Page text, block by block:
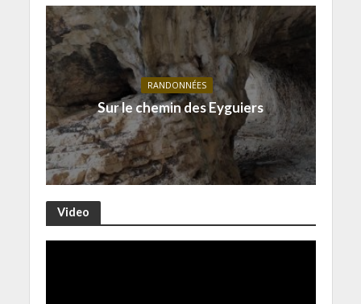
RANDONNÉES
Sur le chemin des Eyguiers
Video